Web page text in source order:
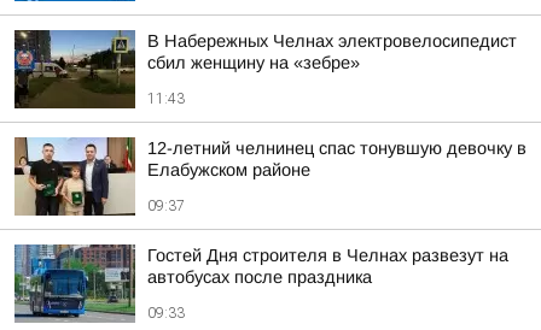
В Набережных Челнах электровелосипедист
сбил женщину на «зебре»
11:43
12-летний челнинец спас тонувшую девочку в
Елабужском районе
09:37
Гостей Дня строителя в Челнах развезут на
автобусах после праздника
09:33